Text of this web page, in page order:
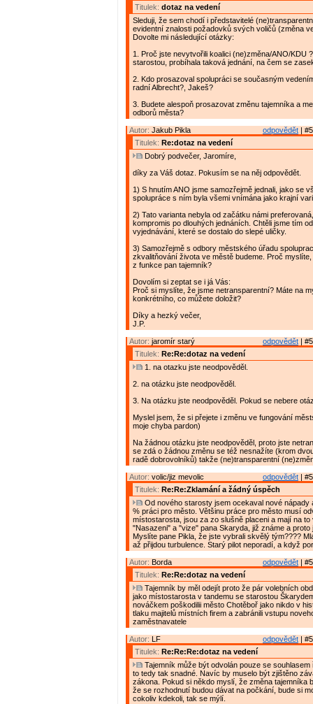
Titulek: dotaz na vedení
Sleduji, že sem chodí i představitelé
evidentní znalosti požadovků svých voličů (změna
Dovolte mi následující otázky:
1. Proč jste nevytvořili koalici (ne)změna/ANO/KDU
starostou, probíhala taková jednání, na čem se
2. Kdo prosazoval spolupráci se současným
radní Albrecht?, Jakeš?
3. Budete alespoň prosazovat změnu tajemníka a
odborů města?
odpovědět |
Autor: Jakub Pikla
Titulek: Re:dotaz na vedení
Dobrý podvečer, Jaromíre,
díky za Váš dotaz. Pokusím se na něj odpovědět.
1) S hnutím ANO jsme samozřejmě jednali, jako se
spolupráce s ním byla všemi vnímána jako krajní
2) Tato varianta nebyla od začátku námi
kompromis po dlouhých jednáních. Chtěli jsme tím
vyjednávání, které se dostalo do slepé uličky.
3) Samozřejmě s odbory městského úřadu
zkvalitňování života ve městě budeme. Proč
z funkce pan tajemník?
Dovolím si zeptat se i já Vás:
Proč si myslíte, že jsme netransparentní? Máte na
konkrétního, co můžete doložit?
Díky a hezký večer,
J.P.
odpovědět |
Autor: jaromír starý
Titulek: Re:Re:dotaz na vedení
1. na otazku jste neodpověděl.
2. na otázku jste neodpověděl.
3. Na otázku jste neodpověděl. Pokud se nebere
Myslel jsem, že si přejete i změnu ve fungování
moje chyba pardon)
Na žádnou otázku jste neodpověděl, proto jste
se zdá o žádnou změnu se též nesnažíte (krom
radě dobrovolníků) takže (ne)transparentní
odpovědět |
Autor: volic/jiz mevolic
Titulek: Re:Re:Zklamání a žádný úspěch
Od nového starosty jsem ocekaval nové nápady
% práci pro město. Většinu práce pro město musí
místostarosta, jsou za zo slušně placeni a mají na
"Nasazeni" a "vize" pana Skaryda, již známe a proto
Myslíte pane Pikla, že jste vybrali skvělý tým????
až přijdou turbulence. Starý pilot neporadí, a když
odpovědět |
Autor: Borda
Titulek: Re:Re:dotaz na vedení
Tajemník by měl odejít proto že pár volebních
jako místostarosta v tandemu se starostou
nováčkem poškodilii město Chotěboř jako nikdo v
tlaku majitelů místních firem a zabránili vstupu
zaměstnavatele
odpovědět |
Autor: LF
Titulek: Re:Re:Re:dotaz na vedení
Tajemník může být odvolán pouze se souhlasem
to tedy tak snadné. Navíc by muselo být zjištěno
zákona. Pokud si někdo myslí, že změna tajemníka
že se rozhodnutí budou dávat na počkání, bude si
cokoliv kdekoli, tak se mýlí.